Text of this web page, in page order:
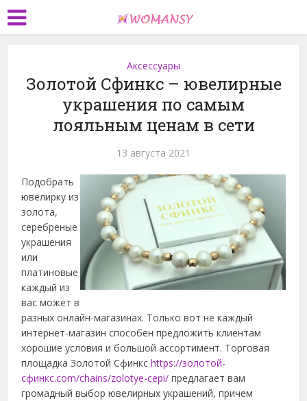
Аксессуары
Золотой Сфинкс – ювелирные
украшения по самым
лояльным ценам в cети
13 августа 2021
Подобрать
ювелирку из
золота,
серебреные
украшения
или
платиновые
каждый из
вас может в
разных онлайн-магазинах. Только вот не каждый
интернет-магазин способен предложить клиентам
хорошие условия и большой ассортимент. Торговая
площадка Золотой Сфинксhttps://золотой-
сфинкс.com/chains/zolotye-cepi/ предлагает вам
громадный выбор ювелирных украшений, причем